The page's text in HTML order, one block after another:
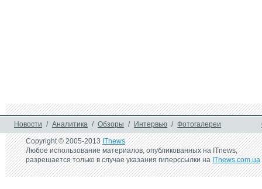
Новости / Аналитика / Обзоры / Интервью / Фотогалереи
Copyright © 2005-2013ITnews
Любое использование материалов, опубликованных на ITnews,
разрешается только в случае указания гиперссылки наITnews.com.ua